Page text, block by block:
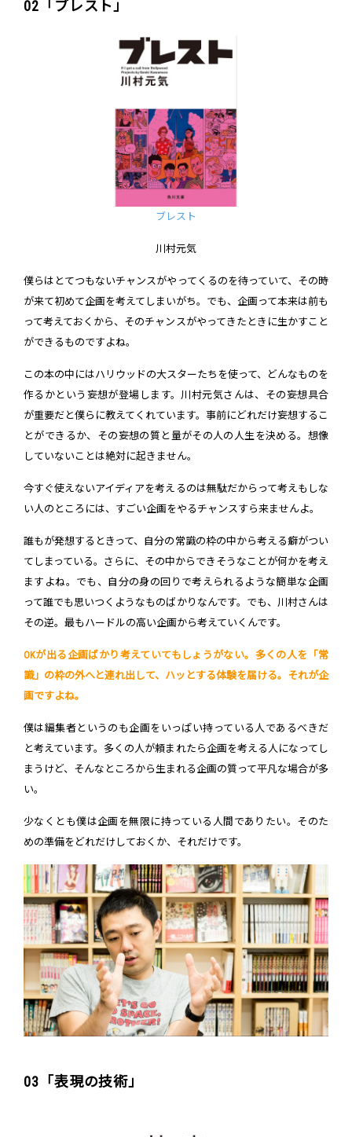
02「ブレスト」
ブレスト
川村元気
僕らはとてつもないチャンスがやってくるのを待っていて、その時
が来て初めて企画を考えてしまいがち。でも、企画って本来は前も
って考えておくから、そのチャンスがやってきたときに生かすこと
ができるものですよね。
この本の中にはハリウッドの大スターたちを使って、どんなものを
作るかという妄想が登場します。川村元気さんは、その妄想具合
が重要だと僕らに教えてくれています。事前にどれだけ妄想するこ
とができるか、その妄想の質と量がその人の人生を決める。想像
していないことは絶対に起きません。
今すぐ使えないアイディアを考えるのは無駄だからって考えもしな
い人のところには、すごい企画をやるチャンスすら来ませんよ。
誰もが発想するときって、自分の常識の枠の中から考える癖がつい
てしまっている。さらに、その中からできそうなことが何かを考え
ますよね。でも、自分の身の回りで考えられるような簡単な企画
って誰でも思いつくようなものばかりなんです。でも、川村さんは
その逆。最もハードルの高い企画から考えていくんです。
OKが出る企画ばかり考えていてもしょうがない。多くの人を「常
識」の枠の外へと連れ出して、ハッとする体験を届ける。それが企
画ですよね。
僕は編集者というのも企画をいっぱい持っている人であるべきだ
と考えています。多くの人が頼まれたら企画を考える人になってし
まうけど、そんなところから生まれる企画の質って平凡な場合が多
い。
少なくとも僕は企画を無限に持っている人間でありたい。そのた
めの準備をどれだけしておくか、それだけです。
03「表現の技術」